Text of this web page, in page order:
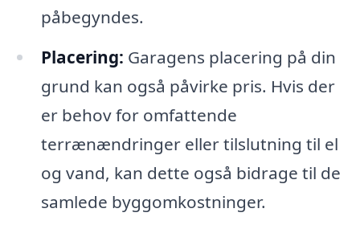
påbegyndes.
Placering: Garagens placering på din
grund kan også påvirke pris. Hvis der
er behov for omfattende
terrænændringer eller tilslutning til el
og vand, kan dette også bidrage til de
samlede byggomkostninger.